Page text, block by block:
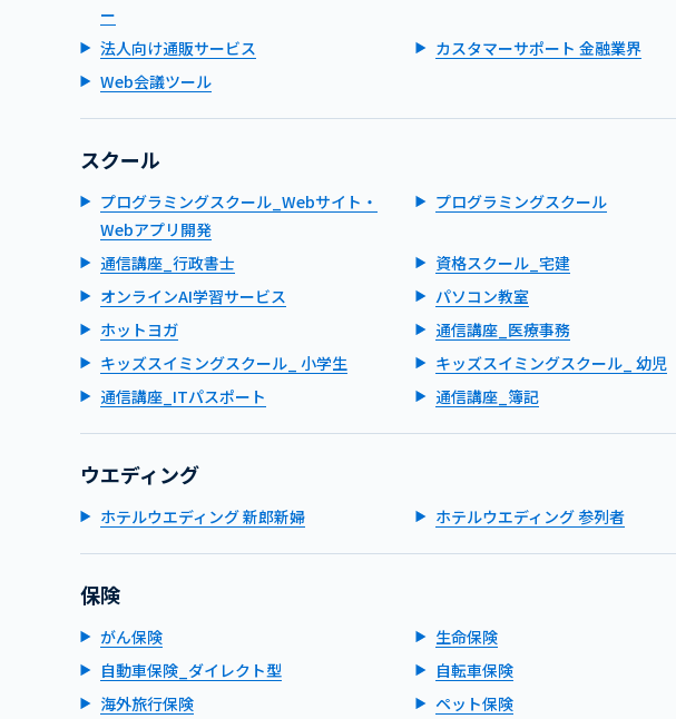
ー
法人向け通販サービス カスタマーサポート 金融業界
Web会議ツール
スクール
プログラミングスクール_Webサイト・
Webアプリ開発
プログラミングスクール
通信講座_行政書士 資格スクール_宅建
オンラインAI学習サービス
パソコン教室
ホットヨガ
通信講座_医療事務
キッズスイミングスクール_ 小学生
キッズスイミングスクール_ 幼児
通信講座_ITパスポート
通信講座_簿記
ウエディング
ホテルウエディング 新郎新婦 ホテルウエディング 参列者
保険
がん保険 生命保険
自動車保険_ダイレクト型
自転車保険
海外旅行保険
ペット保険